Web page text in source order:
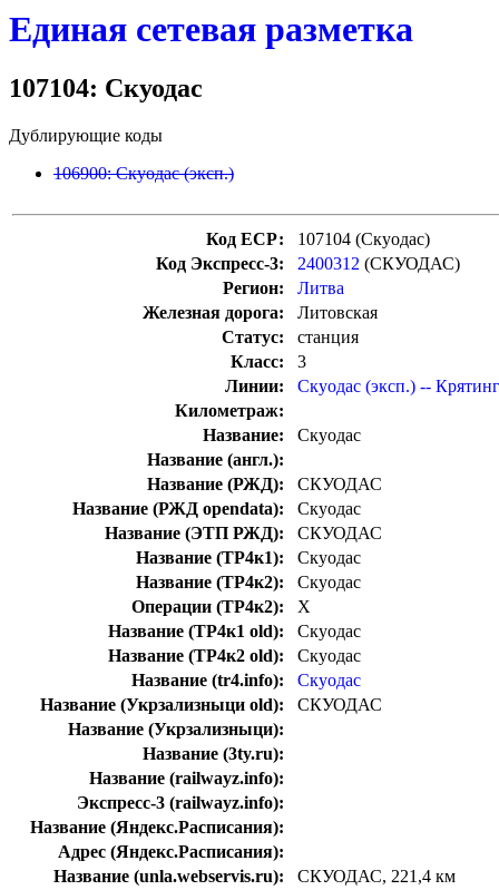
Единая сетевая разметка
107104: Скуодас
Дублирующие коды
106900: Скуодас (эксп.)
Код ЕСР:
107104 (Скуодас)
Код Экспресс-3:
2400312 (СКУОДАС)
Регион:
Литва
Железная дорога:
Литовская
Статус:
станция
Класс:
3
Линии:
Скуодас (эксп.) --
Километраж:
Название:
Скуодас
Название (англ.):
Название (РЖД):
СКУОДАС
Название (РЖД opendata):
Скуодас
Название (ЭТП РЖД):
СКУОДАС
Название (ТР4к1):
Скуодас
Название (ТР4к2):
Скуодас
Операции (ТР4к2):
Х
Название (ТР4к1 old):
Скуодас
Название (ТР4к2 old):
Скуодас
Название (tr4.info):
Скуодас
Название (Укрзализныци old):
СКУОДАС
Название (Укрзализныци):
Название (3ty.ru):
Название (railwayz.info):
Экспресс-3 (railwayz.info):
Название (Яндекс.Расписания):
Адрес (Яндекс.Расписания):
Название (unla.webservis.ru):
СКУОДАС, 221,4 км